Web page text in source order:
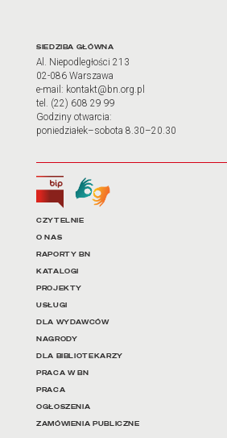
Adres oraz
SIEDZIBA GŁÓWNA
Al. Niepodległości 213
02-086 Warszawa
e-mail: kontakt@bn.org.pl
tel. (22) 608 29 99
Godziny otwarcia:
poniedziałek–sobota 8.30–20.30
Biuletyn Informacji Publicznej
Tłumacz języka migowego
Linki do
CZYTELNIE
O NAS
RAPORTY BN
KATALOGI
PROJEKTY
USŁUGI
DLA WYDAWCÓW
NAGRODY
DLA BIBLIOTEKARZY
PRACA W BN
PRACA
OGŁOSZENIA
ZAMÓWIENIA PUBLICZNE